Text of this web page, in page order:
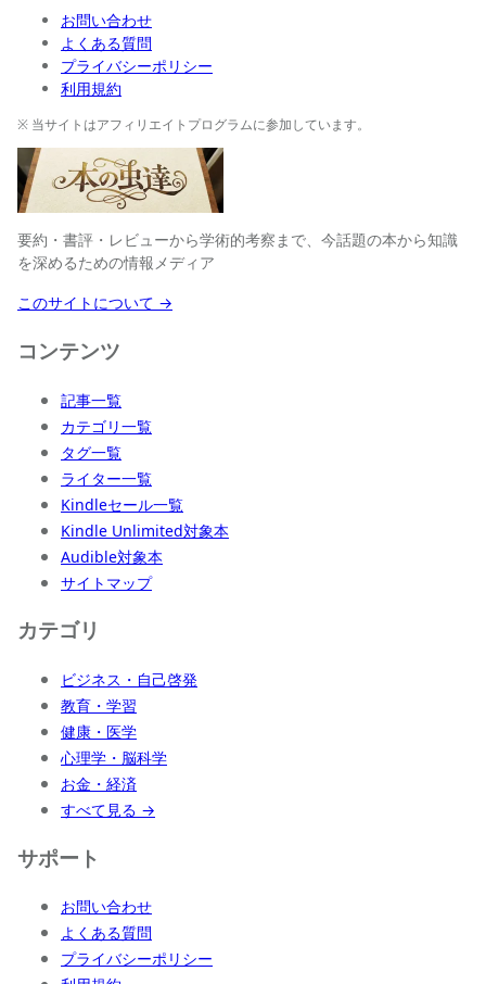
お問い合わせ
よくある質問
プライバシーポリシー
利用規約
※ 当サイトはアフィリエイトプログラムに参加しています。
要約・書評・レビューから学術的考察まで、今話題の本から知識
を深めるための情報メディア
このサイトについて →
コンテンツ
記事一覧
カテゴリ一覧
タグ一覧
ライター一覧
Kindleセール一覧
Kindle Unlimited対象本
Audible対象本
サイトマップ
カテゴリ
ビジネス・自己啓発
教育・学習
健康・医学
心理学・脳科学
お金・経済
すべて見る →
サポート
お問い合わせ
よくある質問
プライバシーポリシー